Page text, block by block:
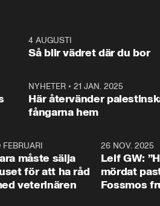
och Makten.
– Vi ställer upp
vara med så
1:064 AUGUSTI
Så blir vädret där du bor
NYHETER •21 JAN. 2025
Här återvänder
fångarna hem
FEBRUARI
måste sälja
för att ha råd
veterinären
26 NOV. 2025
Leif GW:
mördat
Fossmos